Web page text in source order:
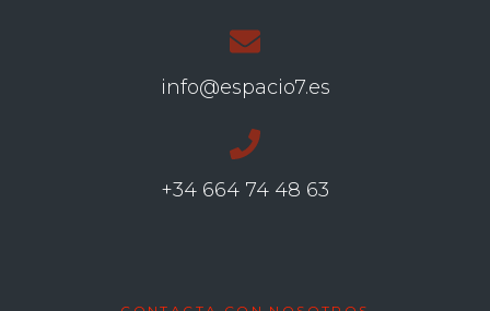
info@espacio7.es
+34 664 74 48 63